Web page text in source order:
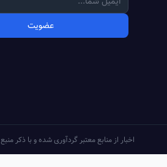
عضویت
اخبار از منابع معتبر گردآوری شده و با ذکر